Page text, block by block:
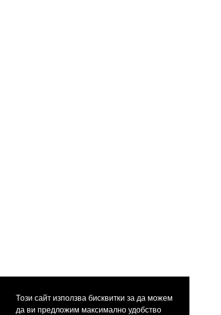
Този сайт използва бисквитки за да можем
да ви предложим максимално удобство